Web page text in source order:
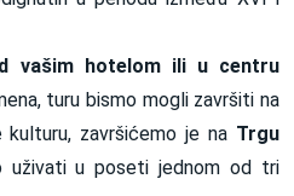
vašim hotelom ili u centru
turu bismo mogli završiti na
završićemo je na Trgu
uživati u poseti jednom od tri